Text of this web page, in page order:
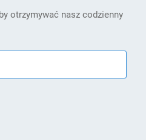
otrzymywać nasz codzienny